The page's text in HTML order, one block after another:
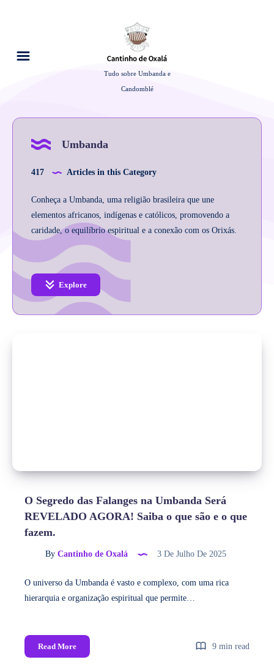
Tudo sobre Umbanda e
Candomblé
Umbanda
417 Articles in this Category
Conheça a Umbanda, uma religião brasileira que une
elementos africanos, indígenas e católicos, promovendo a
caridade, o equilíbrio espiritual e a conexão com os Orixás.
Explore
O Segredo das Falanges na Umbanda Será
REVELADO AGORA! Saiba o que são e o que
fazem.
By Cantinho de Oxalá 3 De Julho De 2025
O universo da Umbanda é vasto e complexo, com uma rica
hierarquia e organização espiritual que permite…
Read More 9 min read